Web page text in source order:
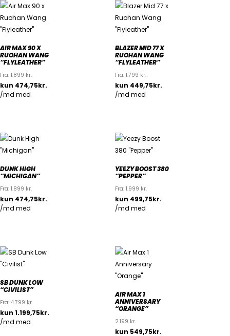
AIR MAX 90 X
RUOHAN WANG
“FLYLEATHER”
Fra: 1.899 kr.
BLAZER MID 77 X
RUOHAN WANG
“FLYLEATHER”
Fra: 1.799 kr.
DUNK HIGH
“MICHIGAN”
Fra: 1.899 kr.
YEEZY BOOST 380
“PEPPER”
Fra: 1.999 kr.
SB DUNK LOW
“CIVILIST”
Fra: 4.799 kr.
AIR MAX 1
ANNIVERSARY
“ORANGE”
2.199 kr.